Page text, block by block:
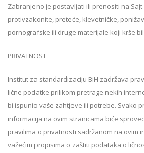
Zabranjeno je postavljati ili prenositi na
protivzakonite, preteće, klevetničke,
pornografske ili druge materijale koji krše
PRIVATNOST
Institut za standardizaciju BiH zadržava
lične podatke prilikom pretrage nekih
bi ispunio vaše zahtjeve ili potrebe. Svako
informacija na ovim stranicama biće
pravilima o privatnosti sadržanom na ovim
važećim propisima o zaštiti podataka o